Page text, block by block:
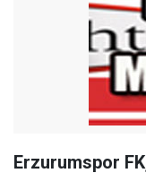
Erzurumspor